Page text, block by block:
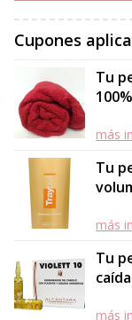
Cupones
Tu
más
Tu
más
Tu
más